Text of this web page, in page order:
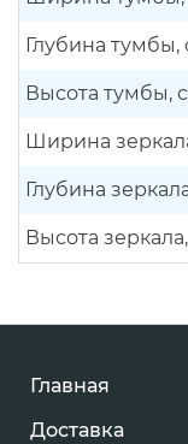
Глубина тумбы,
Высота тумбы,
Ширина
Глубина
Высота
Главная
Доставка